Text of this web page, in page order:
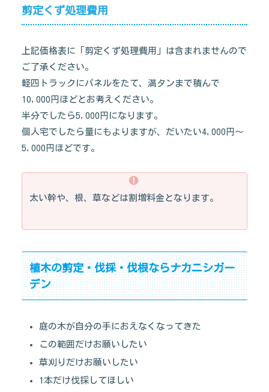
剪定くず処理費用
上記価格表に「剪定くず処理費用」は含まれませんので
ご了承ください。
軽四トラックにパネルをたて、満タンまで積んで
10,000円ほどとお考えください。
半分でしたら5,000円になります。
個人宅でしたら量にもよりますが、だいたい4,000円～
5,000円ほどです。
太い幹や、根、草などは割増料金となります。
植木の剪定・伐採・伐根ならナカニシガー
デン
庭の木が自分の手におえなくなってきた
この範囲だけお願いしたい
草刈りだけお願いしたい
1本だけ伐採してほしい